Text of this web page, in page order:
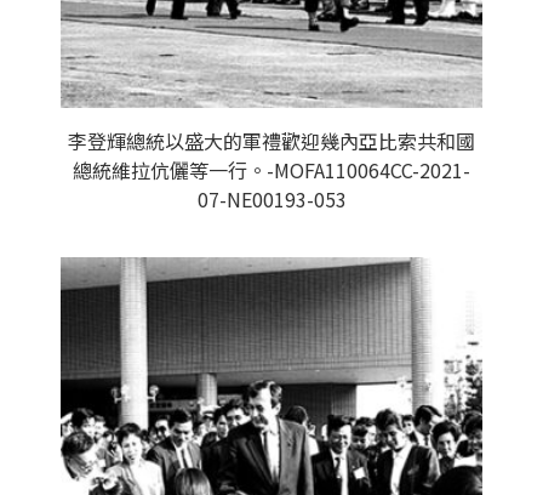
李登輝總統以盛大的軍禮歡迎幾內亞比索共和國
總統維拉伉儷等一行。-MOFA110064CC-2021-
07-NE00193-053